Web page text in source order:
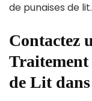
de punaises de lit.
Contactez
Traitement
de Lit